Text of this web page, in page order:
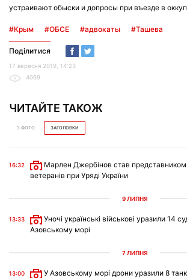
устраивают обыски и допросы при въезде в
#Крым #ОБСЕ #адвокаты #Ташева
Поділитися
17 вересня 2019, 14:23
4069
ЧИТАЙТЕ ТАКОЖ
З ФОТО ЗАГОЛОВКИ
16:32
Марлен Джербінов став
ветеранів при Уряді України
9 ЛИПНЯ
13:33
Уночі українські військові уразили 14
Азовському морі
7 ЛИПНЯ
13:00
У Азовському морі дрони уразили 8